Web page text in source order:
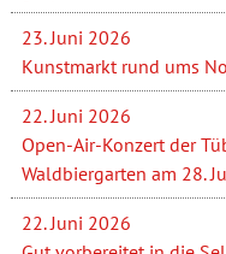
23. Juni 2026
Kunstmarkt rund ums
22. Juni 2026
Open-Air-Konzert der
Waldbiergarten am 28.
22. Juni 2026